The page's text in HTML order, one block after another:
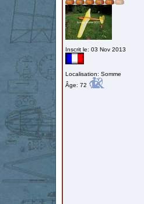
Inscrit le: 03 Nov 2013
Localisation: Somme
Âge: 72